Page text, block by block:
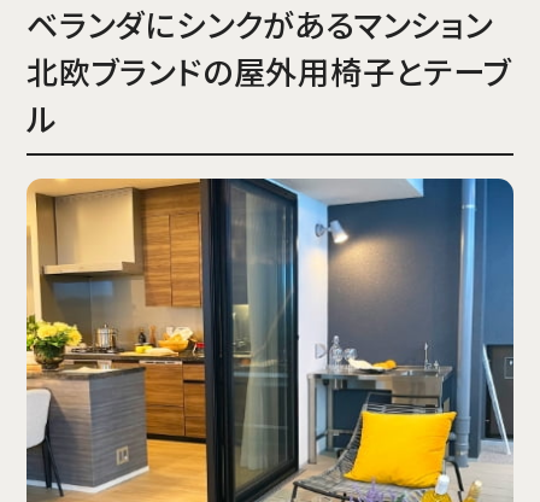
ベランダにシンクがあるマンション
北欧ブランドの屋外用椅子とテーブ
ル